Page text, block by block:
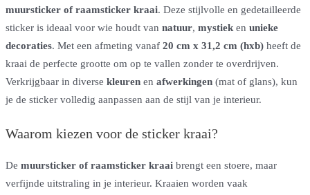
muursticker of raamsticker kraai. Deze stijlvolle en gedetailleerde
sticker is ideaal voor wie houdt van natuur, mystiek en unieke
decoraties. Met een afmeting vanaf 20 cm x 31,2 cm (hxb) heeft de
kraai de perfecte grootte om op te vallen zonder te overdrijven.
Verkrijgbaar in diverse kleuren en afwerkingen (mat of glans), kun
je de sticker volledig aanpassen aan de stijl van je interieur.
Waarom kiezen voor de sticker kraai?
De muursticker of raamsticker kraai brengt een stoere, maar
verfijnde uitstraling in je interieur. Kraaien worden vaak